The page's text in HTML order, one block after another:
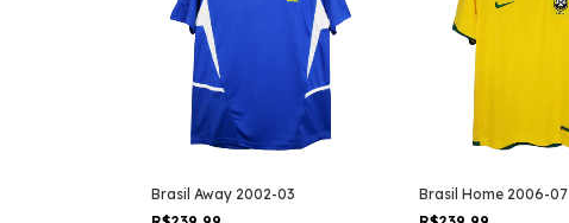
Brasil Away 2002-03
Brasil Home 2006-07